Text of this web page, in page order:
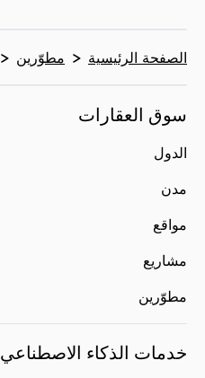
الصفحة الرئيسية مطوّرين
سوق العقارات
الدول
مدن
مواقع
مشاريع
مطوّرين
خدمات الذكاء الاصطناعي